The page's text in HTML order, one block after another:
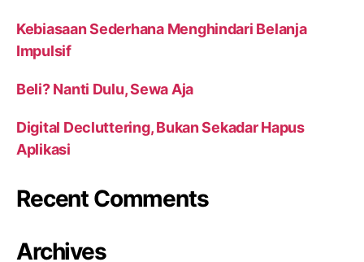
Kebiasaan Sederhana Menghindari Belanja
Impulsif
Beli? Nanti Dulu, Sewa Aja
Digital Decluttering, Bukan Sekadar Hapus
Aplikasi
Recent Comments
Archives